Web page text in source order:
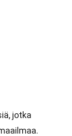
jotka